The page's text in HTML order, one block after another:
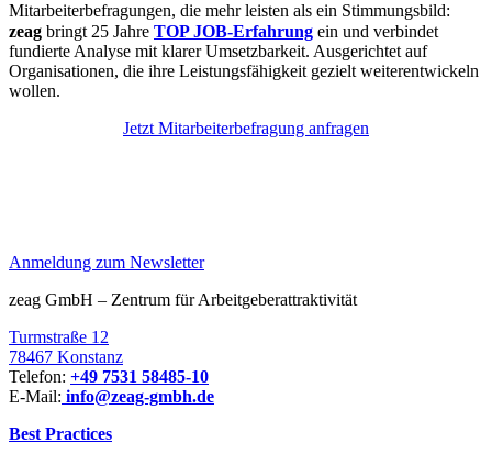
Mitarbeiterbefragungen, die mehr leisten als ein Stimmungsbild:
zeag bringt 25 Jahre TOP JOB-Erfahrung ein und verbindet
fundierte Analyse mit klarer Umsetzbarkeit. Ausgerichtet auf
Organisationen, die ihre Leistungsfähigkeit gezielt weiterentwickeln
wollen.
Jetzt Mitarbeiterbefragung anfragen
Anmeldung zum Newsletter
zeag GmbH – Zentrum für Arbeitgeberattraktivität
Turmstraße 12
78467 Konstanz
Telefon: +49 7531 58485-10
E-Mail: info@zeag-gmbh.de
Best Practices